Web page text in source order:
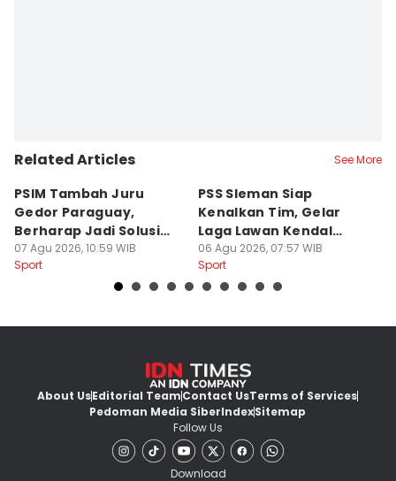
Related Articles See More
PSIM Tambah Juru
Gedor Paraguay,
Berharap Jadi Solusi
Minimnya Pencetak Gol
07 Agu 2026, 10:59 WIB
Sport
PSS Sleman Siap
Kenalkan Tim, Gelar
Laga Lawan Kendal
Tornado FC
06 Agu 2026, 07:57 WIB
Sport
About UsEditorial TeamContact UsTerms of Services
Pedoman Media SiberIndexSitemap
Follow Us
Download